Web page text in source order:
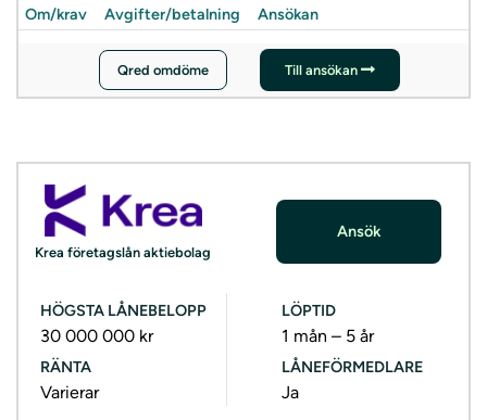
Om/krav Avgifter/betalning Ansökan
Qred omdöme Till ansökan
Krea företagslån aktiebolag
Ansök
HÖGSTA LÅNEBELOPP
30 000 000 kr
LÖPTID
1 mån – 5 år
RÄNTA
Varierar
LÅNEFÖRMEDLARE
Ja